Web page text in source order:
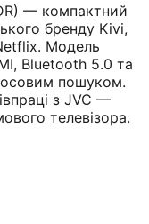
— компактний
бренду Kivi,
Модель
Bluetooth 5.0 та
пошуком.
з JVC —
телевізора.